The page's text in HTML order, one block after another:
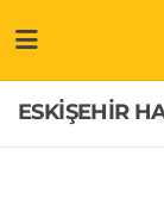
ESKİŞEHİR